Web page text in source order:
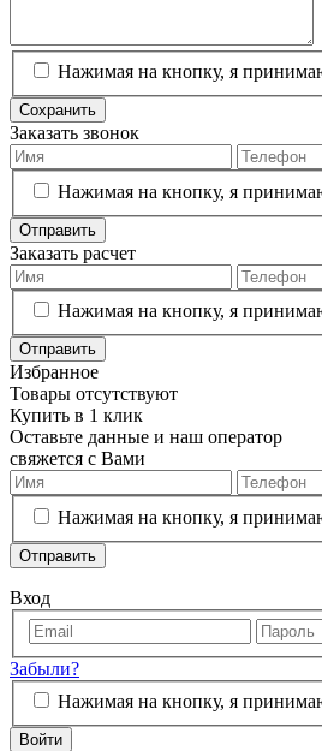
Нажимая на кнопку, я
Сохранить
Заказать звонок
Нажимая на кнопку, я
Отправить
Заказать расчет
Нажимая на кнопку, я
Отправить
Избранное
Товары отсутствуют
Купить в 1 клик
Оставьте данные и наш оператор
свяжется с Вами
Нажимая на кнопку, я
Отправить
Вход
Забыли?
Нажимая на кнопку, я
Войти